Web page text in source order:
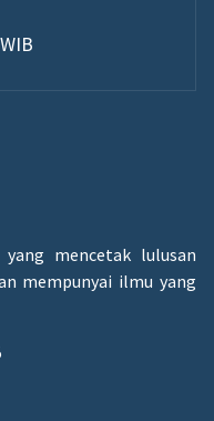
yang mencetak lulusan
mempunyai ilmu yang